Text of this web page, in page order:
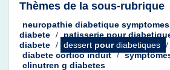
Thèmes de la sous-rubrique
neuropathie diabetique symptomes
diabete / patisserie pour
diabete / dessert pourdiabetiques /
diabete cortico induit /
clinutren g diabetes